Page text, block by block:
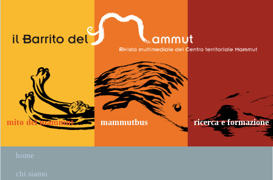
mito del mammut mammutbus ricerca e formazione
home
chi siamo